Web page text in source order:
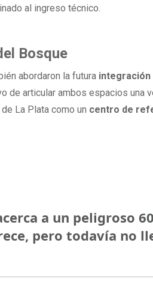
al ingreso técnico.
Bosque
abordaron la futura integración
de articular ambos espacios una
La Plata como un centro de
a un peligroso
pero todavía no